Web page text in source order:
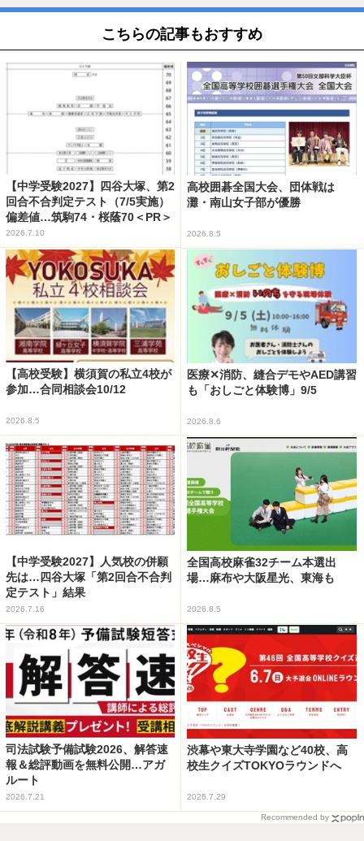
こちらの記事もおすすめ
【中学受験2027】四谷大塚、第2
回合不合判定テスト（7/5実施）
偏差値…筑駒74・桜蔭70＜PR＞
2026.7.10
高校囲碁全国大会、団体戦は
灘・南山女子部が優勝
2026.8.5
【高校受験】横須賀の私立4校が
参加…合同相談会10/12
2026.8.5
医療✕消防、縫合デモやAED講習
も「おしごと体験博」9/5
2026.8.6
【中学受験2027】人気校の併願
先は…四谷大塚「第2回合不合判
定テスト」結果
2026.7.16
全国高校麻雀32チーム本選出
場…麻布や大阪星光、東海も
2026.8.5
司法試験予備試験2026、解答速
報＆総評動画を無料公開…アガ
ルート
2026.7.21
渋幕や東大寺学園など40校、高
校生クイズTOKYOラウンドへ
2026.7.29
Recommended by